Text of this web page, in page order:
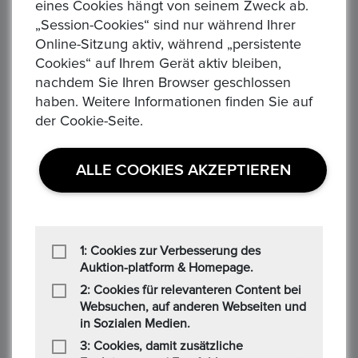
AUSTRALIEN. Kookaburra 1997, 1 Dollar 1 Unze FM-
Startpreis :1,00 €
AUSTRALIEN. Kookaburra 1 Dollar Prägejahr: 1997 Gewicht:
31,1g Material: 999/1.000 Silber Erhaltung: ss./vzgl. in Kapsel
(siehe Bild) KM#318 Die Ware ist differenzbesteuert ...
eines Cookies hängt von seinem Zweck ab.
„Session-Cookies“ sind nur während Ihrer
Online-Sitzung aktiv, während „persistente
Cookies“ auf Ihrem Gerät aktiv bleiben,
nachdem Sie Ihren Browser geschlossen
haben. Weitere Informationen finden Sie auf
der Cookie-Seite.
ALLE COOKIES AKZEPTIEREN
1: Cookies zur Verbesserung des
Auktion-platform & Homepage.
2: Cookies für relevanteren Content bei
Websuchen, auf anderen Webseiten und
in Sozialen Medien.
3: Cookies, damit zusätzliche